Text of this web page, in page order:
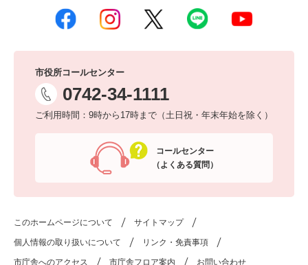
市役所コールセンター
0742-34-1111
ご利用時間：9時から17時まで（土日祝・年末年始を除く）
コールセンター
（よくある質問）
このホームページについて サイトマップ
個人情報の取り扱いについて リンク・免責事項
市庁舎へのアクセス 市庁舎フロア案内 お問い合わせ